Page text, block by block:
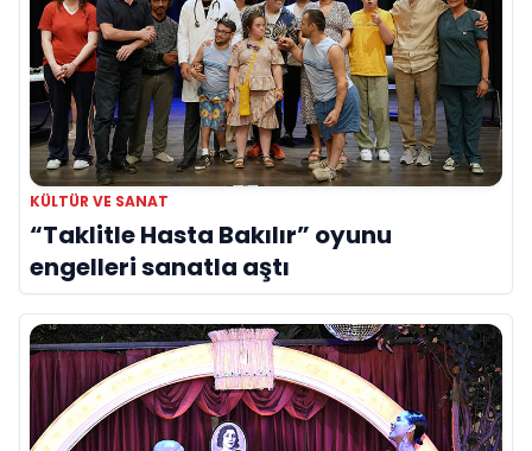
KÜLTÜR VE SANAT
“Taklitle Hasta Bakılır” oyunu
engelleri sanatla aştı